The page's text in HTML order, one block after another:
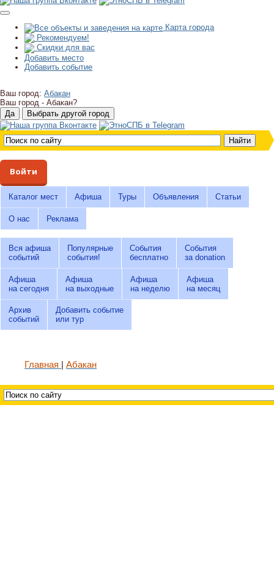
Карта города
Рекомендуем!
Скидки для вас
Добавить место
Добавить событие
Ваш город: Абакан
Ваш город - Абакан?
Войти
Каталог мест Афиша Туры Объявления Статьи
О нас Реклама
Вся афиша
событий
Популярные
события!
События
бесплатно
События
за donation
Афиша
на сегодня
Афиша
на выходные
Афиша
на неделю
Афиша
на месяц
Архив
событий
Добавить событие
или тур
Главная Абакан